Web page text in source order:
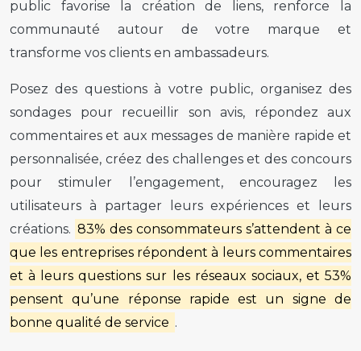
public favorise la création de liens, renforce la
communauté autour de votre marque et
transforme vos clients en ambassadeurs.
Posez des questions à votre public, organisez des
sondages pour recueillir son avis, répondez aux
commentaires et aux messages de manière rapide et
personnalisée, créez des challenges et des concours
pour stimuler l’engagement, encouragez les
utilisateurs à partager leurs expériences et leurs
créations. 83% des consommateurs s’attendent à ce
que les entreprises répondent à leurs commentaires
et à leurs questions sur les réseaux sociaux, et 53%
pensent qu’une réponse rapide est un signe de
bonne qualité de service .